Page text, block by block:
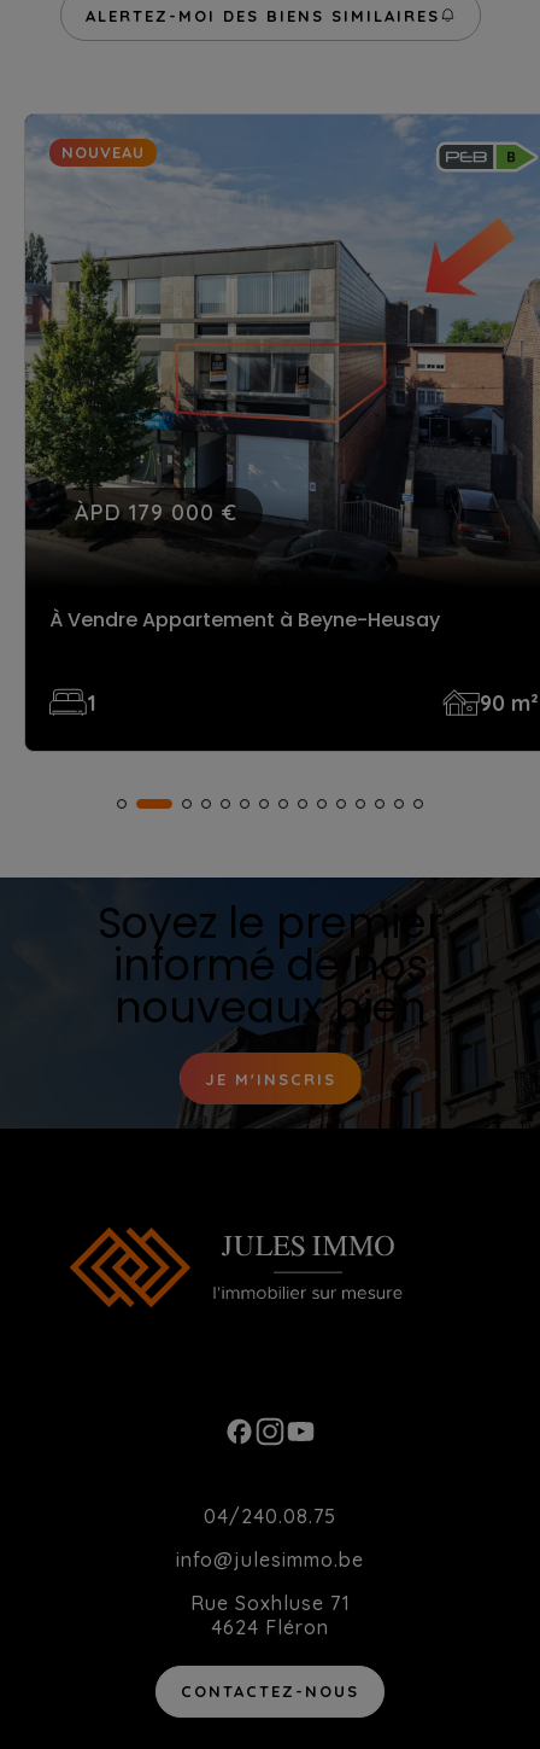
ALERTEZ-MOI DES BIENS SIMILAIRES
NOUVEAU
ÀPD 179 000 €
À Vendre Appartement à Beyne-Heusay
1 90 m²
Soyez le premier
informé de nos
nouveaux bien
JE M'INSCRIS
04/240.08.75
info@julesimmo.be
Rue Soxhluse 71
4624 Fléron
CONTACTEZ-NOUS